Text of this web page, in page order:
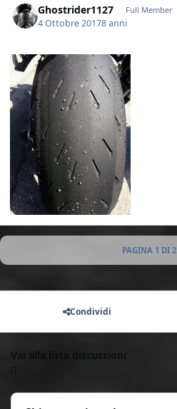
Ghostrider1127 Full Member
4 Ottobre 20178 anni
PAGINA 1 DI 2
Condividi
Vai alla lista discussioni